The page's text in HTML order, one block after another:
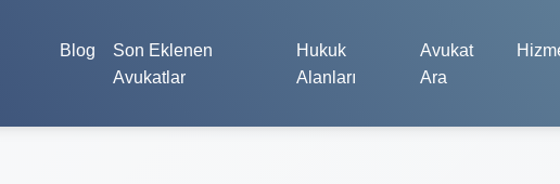
Blog
Son Eklenen
Avukatlar
Hukuk
Alanları
Avukat
Ara